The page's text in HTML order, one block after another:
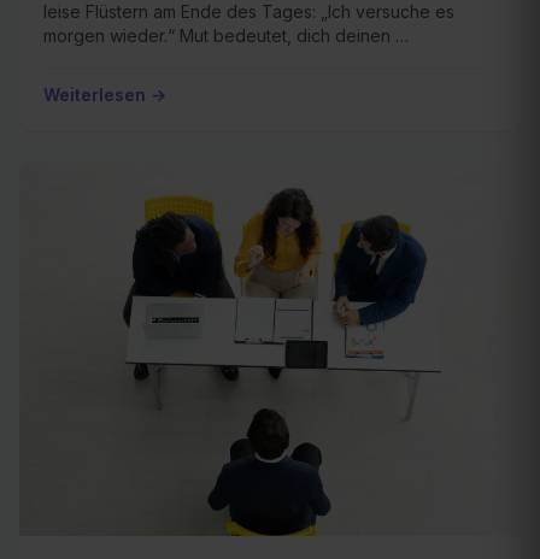
leise Flüstern am Ende des Tages: „Ich versuche es
morgen wieder.“ Mut bedeutet, dich deinen …
Weiterlesen →